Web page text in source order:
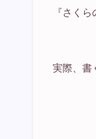
『さく
実際、書